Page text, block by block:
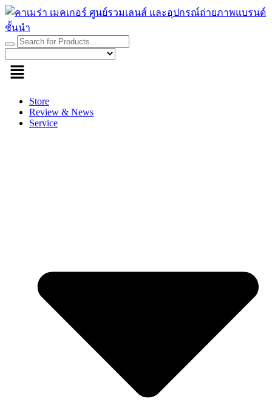
Skip
to
content
Store
Review & News
Service